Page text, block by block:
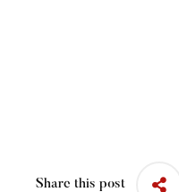
Share this post